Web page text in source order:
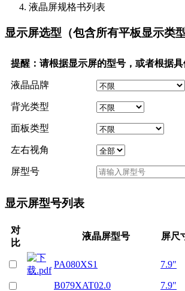
液晶屏规格书列表
显示屏选型（包含所有平板显示类型
提醒：请根据显示屏的型号，或者根据
液晶品牌
背光类型
面板类型
左右视角
屏型号
显示屏型号列表
对
比
液晶屏型号 屏尺
PA080XS1 7.9"
B079XAT02.0 7.9"